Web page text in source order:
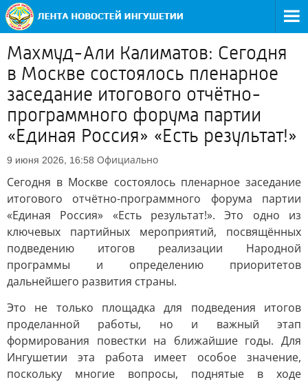
Махмуд-Али Калиматов: Сегодня
в Москве состоялось пленарное
заседание итогового отчётно-
программного форума партии
«Единая Россия» «Есть результат!»
9 июня 2026, 16:58 Официально
Сегодня в Москве состоялось пленарное заседание
итогового отчётно-программного форума партии
«Единая Россия» «Есть результат!». Это одно из
ключевых партийных мероприятий, посвящённых
подведению итогов реализации Народной
программы и определению приоритетов
дальнейшего развития страны.
Это не только площадка для подведения итогов
проделанной работы, но и важный этап
формирования повестки на ближайшие годы. Для
Ингушетии эта работа имеет особое значение,
поскольку многие вопросы, поднятые в ходе